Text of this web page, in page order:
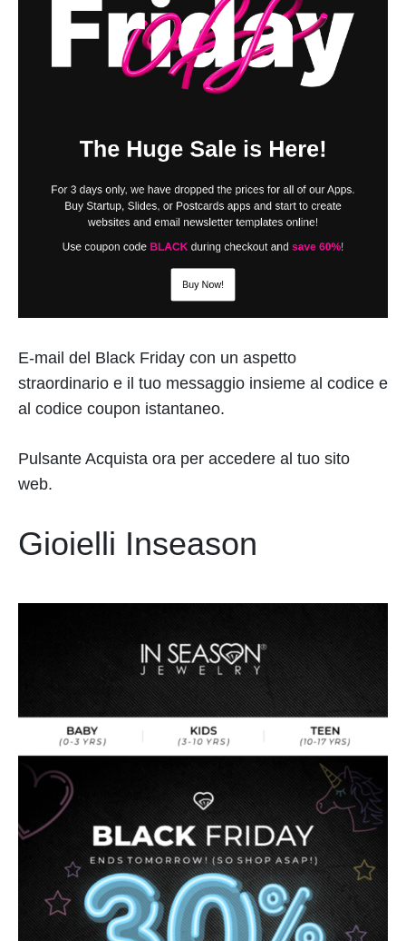
E-mail del Black Friday con un aspetto
straordinario e il tuo messaggio insieme al codice e
al codice coupon istantaneo.
Pulsante Acquista ora per accedere al tuo sito
web.
Gioielli Inseason